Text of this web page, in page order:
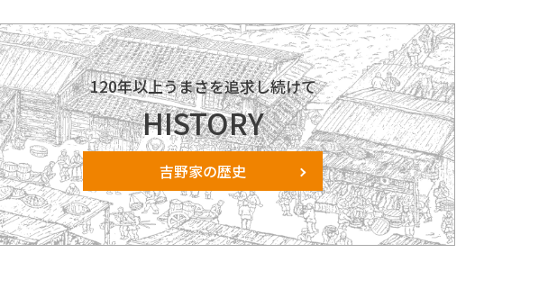
120年以上うまさを追求し続けて
HISTORY
吉野家の歴史